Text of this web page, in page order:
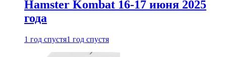
Hamster Kombat 16-17 июня 2025
года
1 год спустя1 год спустя